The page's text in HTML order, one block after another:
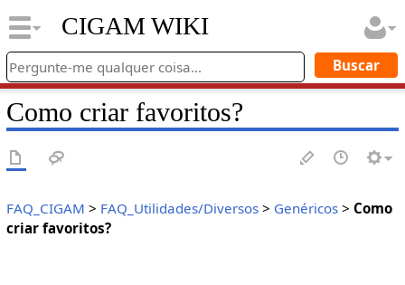
CIGAM WIKI
Como criar favoritos?
FAQ_CIGAM > FAQ_Utilidades/Diversos> Genéricos> Como
criar favoritos?